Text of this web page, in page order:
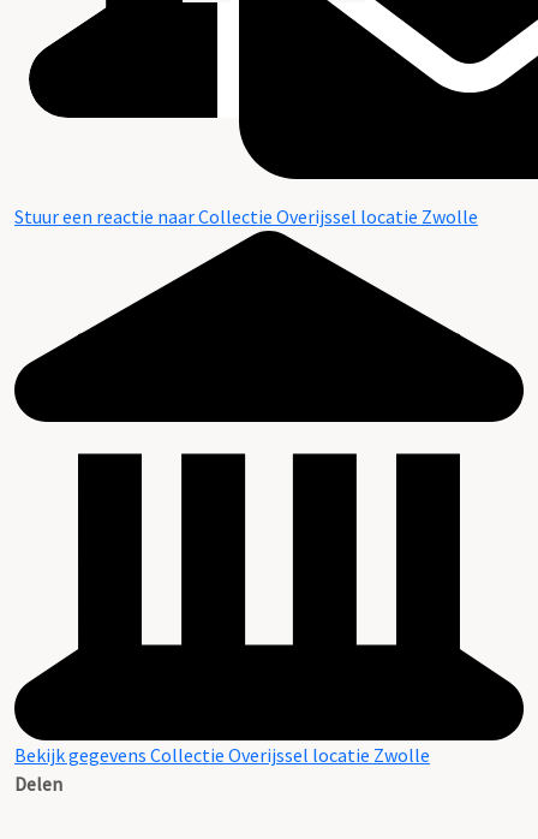
Stuur een reactie naar Collectie Overijssel locatie Zwolle
Bekijk gegevens Collectie Overijssel locatie Zwolle
Delen